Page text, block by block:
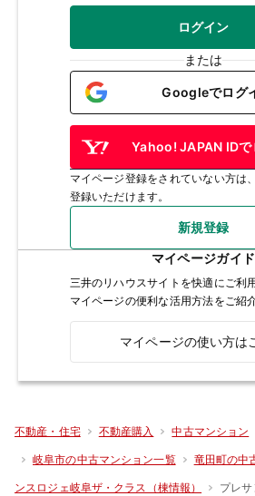
ログイン
または
Googleでログ
Yahoo! JAPAN IDで
マイページ登録をされていない方は
登録いただけます。
新規登録
マイページガイド
三井のリハウスサイトを快適にご利
マイページの便利な活用方法をご紹
マイページの使い方は
不動産・住宅 不動産購入 中古マンション
岐阜市の中古マンション一覧 竜田町の中
ンスロジェ岐阜ザ・クラス（棟情報） プレ